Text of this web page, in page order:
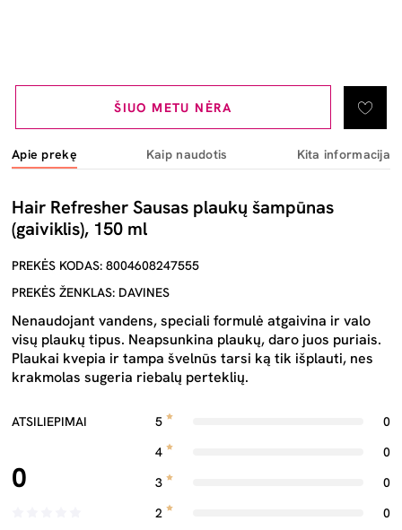
ŠIUO METU NĖRA
Apie prekę Kaip naudotis Kita informacija
Hair Refresher Sausas plaukų šampūnas
(gaiviklis), 150 ml
PREKĖS KODAS: 8004608247555
PREKĖS ŽENKLAS: DAVINES
Nenaudojant vandens, speciali formulė atgaivina ir valo
visų plaukų tipus. Neapsunkina plaukų, daro juos puriais.
Plaukai kvepia ir tampa švelnūs tarsi ką tik išplauti, nes
krakmolas sugeria riebalų perteklių.
ATSILIEPIMAI
0
5
0
4
0
3
0
2
0